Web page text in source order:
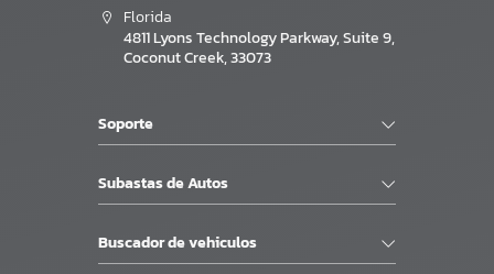
Florida
4811 Lyons Technology Parkway, Suite 9,
Coconut Creek, 33073
Soporte
Subastas de Autos
Buscador de vehiculos